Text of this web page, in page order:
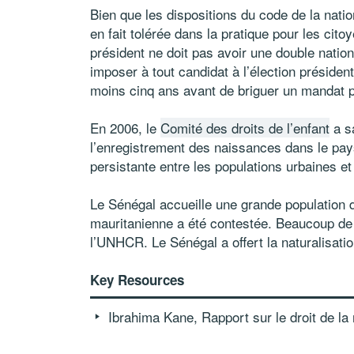
Bien que les dispositions du code de la
en fait tolérée dans la pratique pour les
président ne doit pas avoir une double
imposer à tout candidat à l’élection
moins cinq ans avant de briguer un mandat
En 2006, le Comité des droits de l’enfant a
l’enregistrement des naissances dans le
persistante entre les populations urbaines
Le Sénégal accueille une grande
mauritanienne a été contestée. Beaucoup
l’UNHCR. Le Sénégal a offert la
Key Resources
Ibrahima Kane, Rapport sur le droit de